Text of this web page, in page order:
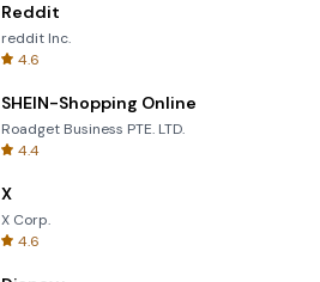
Reddit
reddit Inc.
4.6
SHEIN-Shopping Online
Roadget Business PTE. LTD.
4.4
X
X Corp.
4.6